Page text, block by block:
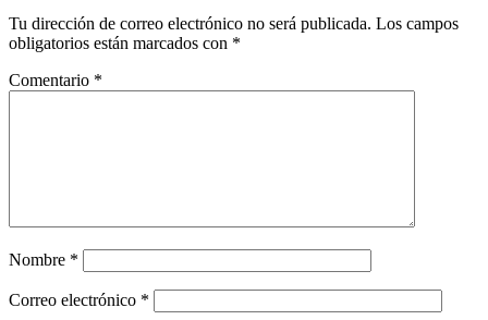
Tu dirección de correo electrónico no será publicada. Los campos
obligatorios están marcados con *
Comentario *
Nombre *
Correo electrónico *